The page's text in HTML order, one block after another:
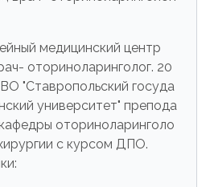
медицинский центр
оториноларинголог. 20
"Ставропольский госуда
университет" препода
оториноларинголо
с курсом ДПО.